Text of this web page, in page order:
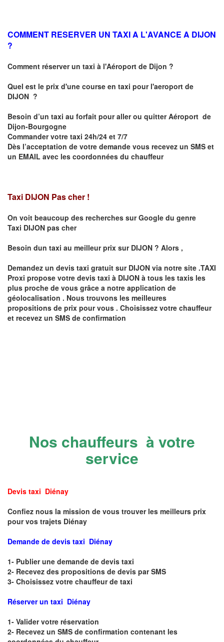
COMMENT RESERVER UN TAXI A L'AVANCE A DIJON
?
Comment réserver un taxi à l'Aéroport de Dijon ?
Quel est le prix d'une course en taxi pour l'aeroport de
DIJON ?
Besoin d’un taxi au forfait pour aller ou quitter Aéroport de
Dijon-Bourgogne
Commander votre taxi 24h/24 et 7/7
Dès l’acceptation de votre demande vous recevez un SMS et
un EMAIL avec les coordonnées du chauffeur
Taxi DIJON Pas cher !
On voit beaucoup des recherches sur Google du genre
Taxi DIJON pas cher
Besoin dun taxi au meilleur prix sur DIJON ? Alors ,
Demandez un devis taxi gratuit sur DIJON via notre site .TAXI
Proxi propose votre devis taxi à DIJON à tous les taxis les
plus proche de vous grâce a notre application de
géolocalisation . Nous trouvons les meilleures
propositions de prix pour vous . Choisissez votre chauffeur
et recevez un SMS de confirmation
Nos chauffeurs à votre
service
Devis taxi Diénay
Confiez nous la mission de vous trouver les meilleurs prix
pour vos trajets Diénay
Demande de devis taxi Diénay
1- Publier une demande de devis taxi
2- Recevez des propositions de devis par SMS
3- Choisissez votre chauffeur de taxi
Réserver un taxi Diénay
1- Valider votre réservation
2- Recevez un SMS de confirmation contenant les